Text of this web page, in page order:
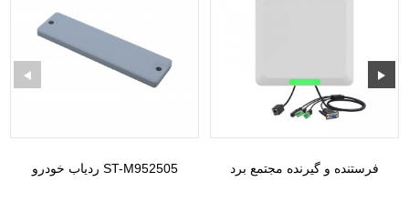
ردیاب خودرو ST-M952505
فرستنده و گیرنده مجتمع برد